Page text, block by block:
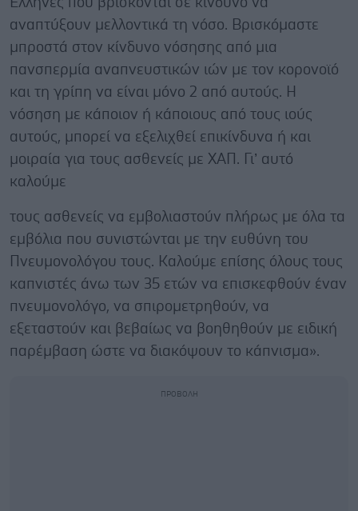
αναπτύξουν μελλοντικά τη νόσο. Βρισκόμαστε
μπροστά στον κίνδυνο νόσησης από μια
πανσπερμία αναπνευστικών ιών με τον κορονοϊό
και τη γρίπη να είναι μόνο 2 από αυτούς. Η
νόσηση με κάποιον ή κάποιους από τους ιούς
αυτούς, μπορεί να εξελιχθεί επικίνδυνα ή και
μοιραία για τους ασθενείς με ΧΑΠ. Γι’ αυτό
καλούμε
τους ασθενείς να εμβολιαστούν πλήρως με όλα τα
εμβόλια που συνιστώνται με την ευθύνη του
Πνευμονολόγου τους. Καλούμε επίσης όλους τους
καπνιστές άνω των 35 ετών να επισκεφθούν έναν
πνευμονολόγο, να σπιρομετρηθούν, να
εξεταστούν και βεβαίως να βοηθηθούν με ειδική
παρέμβαση ώστε να διακόψουν το κάπνισμα».